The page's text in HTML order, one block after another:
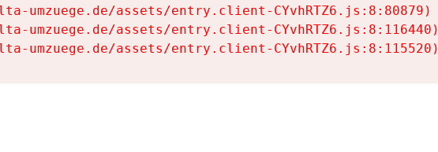
umzuege.de/assets/entry.client-CYvhRTZ6.js:8:80879)
umzuege.de/assets/entry.client-CYvhRTZ6.js:8:116440)
umzuege.de/assets/entry.client-CYvhRTZ6.js:8:115520)